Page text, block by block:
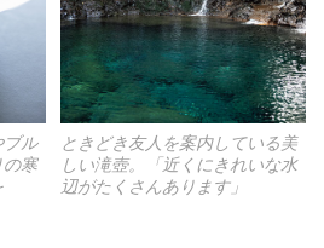
ブル
の寒
ときどき友人を案内している美
しい滝壺。「近くにきれいな水
辺がたくさんあります」